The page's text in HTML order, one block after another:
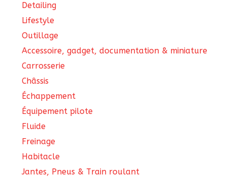
Detailing
Lifestyle
Outillage
Accessoire, gadget, documentation & miniature
Carrosserie
Châssis
Échappement
Équipement pilote
Fluide
Freinage
Habitacle
Jantes, Pneus & Train roulant